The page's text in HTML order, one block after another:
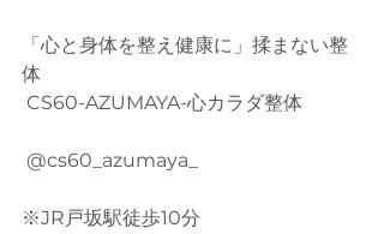
「心と身体を整え健康に」揉まない整
体
CS60-AZUMAYA-心カラダ整体
@cs60_azumaya_
※JR戸坂駅徒歩10分